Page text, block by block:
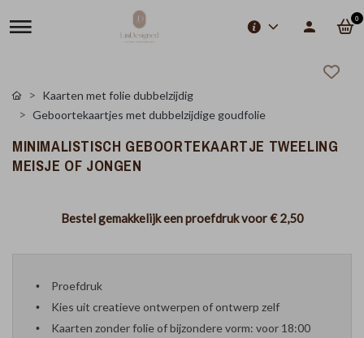
0
Kaarten met folie dubbelzijdig
Geboortekaartjes met dubbelzijdige goudfolie
MINIMALISTISCH GEBOORTEKAARTJE TWEELING
MEISJE OF JONGEN
Bestel gemakkelijk een proefdruk voor€ 2,50
Proefdruk
Kies uit creatieve ontwerpen of ontwerp zelf
Kaarten zonder folie of bijzondere vorm: voor 18:00